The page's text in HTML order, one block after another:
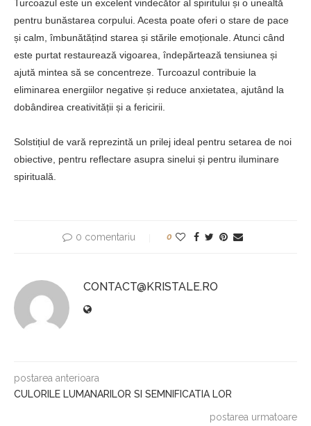
Turcoazul este un excelent vindecător al spiritului și o unealtă
pentru bunăstarea corpului. Acesta poate oferi o stare de pace
și calm, îmbunătățind starea și stările emoționale. Atunci când
este purtat restaurează vigoarea, îndepărtează tensiunea și
ajută mintea să se concentreze. Turcoazul contribuie la
eliminarea energiilor negative și reduce anxietatea, ajutând la
dobândirea creativității și a fericirii.
Solstițiul de vară reprezintă un prilej ideal pentru setarea de noi
obiective, pentru reflectare asupra sinelui și pentru iluminare
spirituală.
0 comentariu 0
CONTACT@KRISTALE.RO
postarea anterioara
CULORILE LUMANARILOR SI SEMNIFICATIA LOR
postarea urmatoare